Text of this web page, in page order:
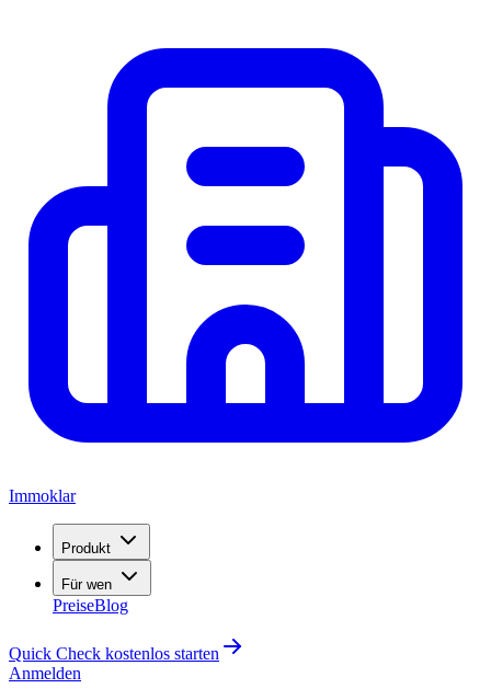
Immoklar
Produkt
Für wen
PreiseBlog
Quick Check kostenlos starten
Anmelden